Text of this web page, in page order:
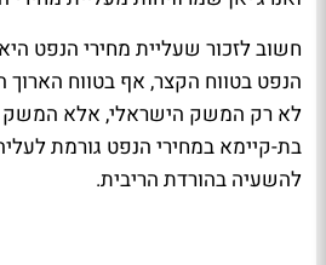
חשוב לזכור שעליית מחירי הנפט
הנפט בטווח הקצר, אף בטווח
לא רק המשק הישראלי, אלא המשק
בת-קיימא במחירי הנפט גורמת
להשעיה בהורדת הריבית.